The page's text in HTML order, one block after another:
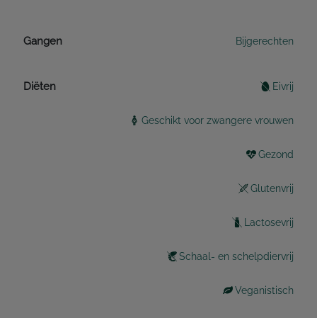
Gangen Bijgerechten
Diëten Eivrij
Geschikt voor zwangere vrouwen
Gezond
Glutenvrij
Lactosevrij
Schaal- en schelpdiervrij
Veganistisch